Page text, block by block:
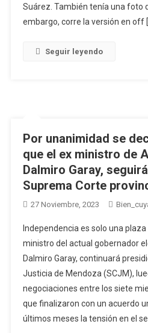
Suárez. También tenía una foto
embargo, corre la versión en off
Seguir leyendo
Por unanimidad se
que el ex ministro de
Dalmiro Garay,
Suprema Corte
27 Noviembre, 2023
Independencia es solo una
ministro del actual gobernador
Dalmiro Garay, continuará
Justicia de Mendoza (SCJM),
negociaciones entre los siete
que finalizaron con un acuerdo
últimos meses la tensión en el